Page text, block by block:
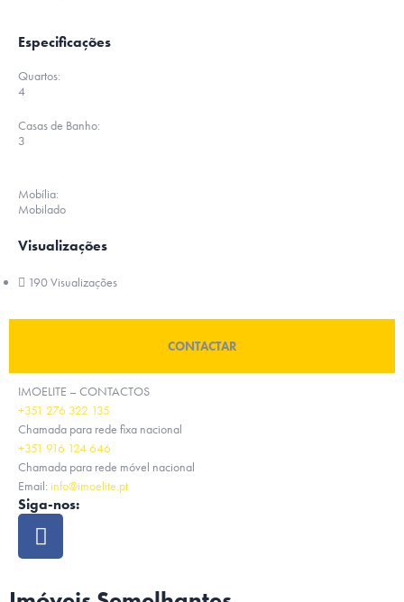
Especificações
Quartos:
4
Casas de Banho:
3
Mobília:
Mobilado
Visualizações
190 Visualizações
CONTACTAR
IMOELITE – CONTACTOS
+351 276 322 135
Chamada para rede fixa nacional
+351 916 124 646
Chamada para rede móvel nacional
Email: info@imoelite.pt
Siga-nos: